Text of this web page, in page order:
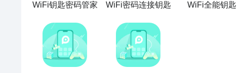
WiFi钥匙密码管家 WiFi密码连接钥匙 WiFi全能钥匙